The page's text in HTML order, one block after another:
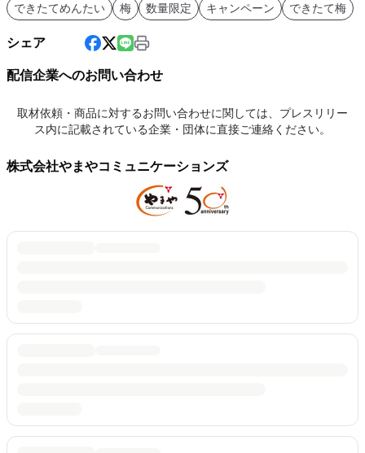
できたてめんたい
梅 数量限定 キャンペーン できたて梅
シェア
配信企業へのお問い合わせ
取材依頼・商品に対するお問い合わせに関しては、プレスリリー
ス内に記載されている企業・団体に直接ご連絡ください。
株式会社やまやコミュニケーションズ